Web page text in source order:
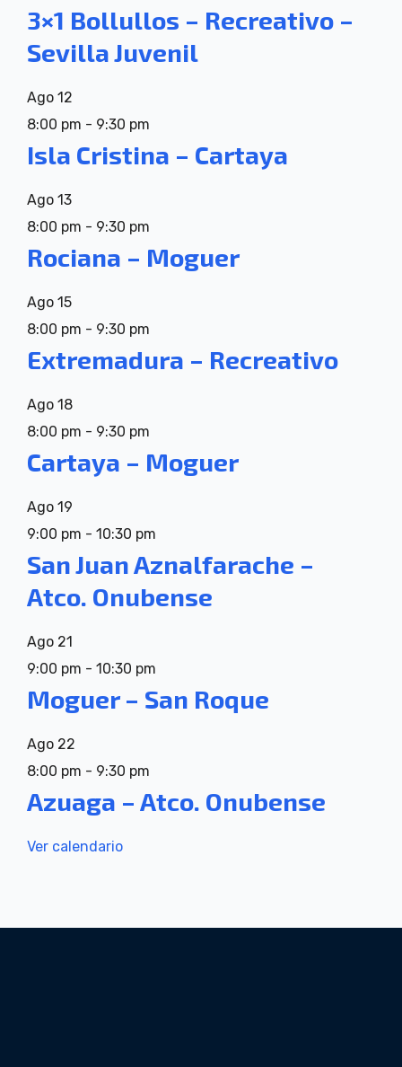
3×1 Bollullos – Recreativo –
Sevilla Juvenil
Ago 12
8:00 pm - 9:30 pm
Isla Cristina – Cartaya
Ago 13
8:00 pm - 9:30 pm
Rociana – Moguer
Ago 15
8:00 pm - 9:30 pm
Extremadura – Recreativo
Ago 18
8:00 pm - 9:30 pm
Cartaya – Moguer
Ago 19
9:00 pm - 10:30 pm
San Juan Aznalfarache –
Atco. Onubense
Ago 21
9:00 pm - 10:30 pm
Moguer – San Roque
Ago 22
8:00 pm - 9:30 pm
Azuaga – Atco. Onubense
Ver calendario